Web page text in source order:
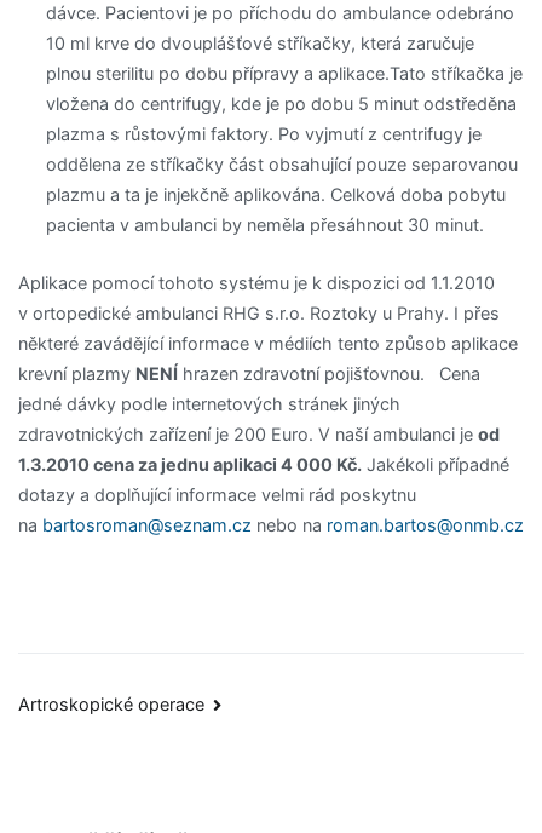
dávce. Pacientovi je po příchodu do ambulance odebráno
10 ml krve do dvouplášťové stříkačky, která zaručuje
plnou sterilitu po dobu přípravy a aplikace.Tato stříkačka je
vložena do centrifugy, kde je po dobu 5 minut odstředěna
plazma s růstovými faktory. Po vyjmutí z centrifugy je
oddělena ze stříkačky část obsahující pouze separovanou
plazmu a ta je injekčně aplikována. Celková doba pobytu
pacienta v ambulanci by neměla přesáhnout 30 minut.
Aplikace pomocí tohoto systému je k dispozici od 1.1.2010
v ortopedické ambulanci RHG s.r.o. Roztoky u Prahy. I přes
některé zavádějící informace v médiích tento způsob aplikace
krevní plazmy NENÍ hrazen zdravotní pojišťovnou. Cena
jedné dávky podle internetových stránek jiných
zdravotnických zařízení je 200 Euro. V naší ambulanci je od
1.3.2010 cena za jednu aplikaci 4 000 Kč. Jakékoli případné
dotazy a doplňující informace velmi rád poskytnu
na bartosroman@seznam.cz nebo na roman.bartos@onmb.cz
Artroskopické operace